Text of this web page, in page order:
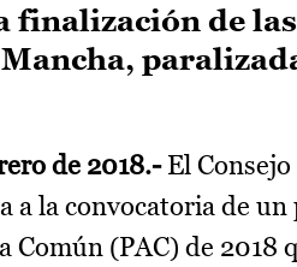
finalización de
de 2018.-El
a la convocatoria de
(PAC) de 2018